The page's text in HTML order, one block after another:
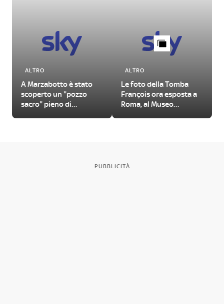
ALTRO
A Marzabotto è stato
scoperto un "pozzo
sacro" pieno di
ALTRO
Le foto della Tomba
François ora esposta a
Roma, al Museo
PUBBLICITÀ